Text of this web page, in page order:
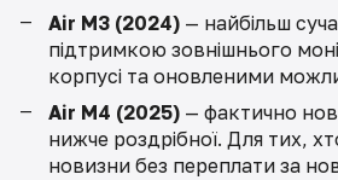
Air M3 (2024) — найбільш
підтримкою зовнішнього
корпусі та оновленими
Air M4 (2025) — фактично
нижче роздрібної. Для тих,
новизни без переплати за